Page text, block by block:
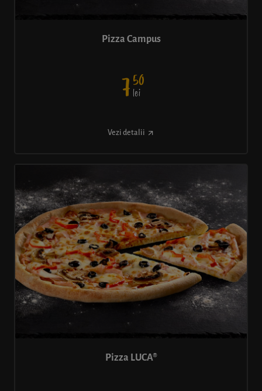
Pizza Campus
750
lei
Vezi detalii
Pizza LUCA®